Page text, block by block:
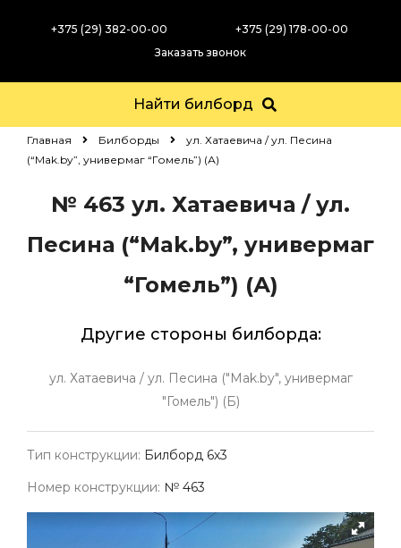
+375 (29) 382-00-00
+375 (29) 178-00-00
Заказать звонок
Найти билборд
Главная Билборды
ул. Хатаевича / ул. Песина
(“Mak.by”, универмаг “Гомель”) (А)
№ 463 ул. Хатаевича / ул.
Песина (“Mak.by”, универмаг
“Гомель”) (А)
Другие стороны билборда:
ул. Хатаевича / ул. Песина ("Mak.by", универмаг
"Гомель") (Б)
Тип конструкции: Билборд 6х3
Номер конструкции: № 463